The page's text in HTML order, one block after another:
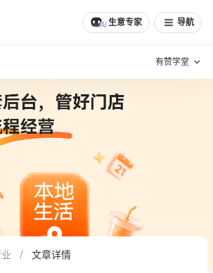
生意专家 导航
有赞学堂
增长方法
有赞专家说
新零售最佳实践
文章详情